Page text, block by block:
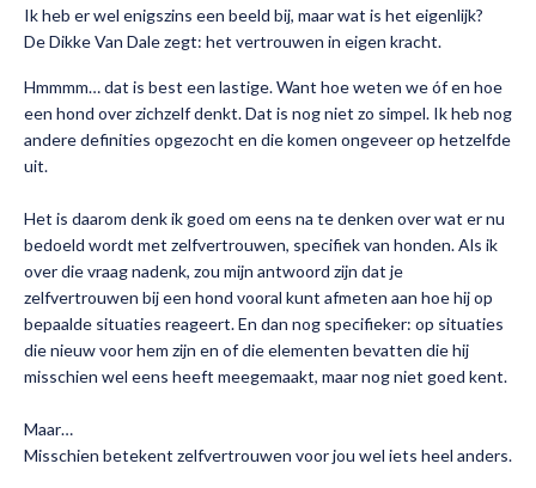
Ik heb er wel enigszins een beeld bij, maar wat is het eigenlijk?
De Dikke Van Dale zegt: het vertrouwen in eigen kracht.
Hmmmm… dat is best een lastige. Want hoe weten we óf en hoe
een hond over zichzelf denkt. Dat is nog niet zo simpel. Ik heb nog
andere definities opgezocht en die komen ongeveer op hetzelfde
uit.
Het is daarom denk ik goed om eens na te denken over wat er nu
bedoeld wordt met zelfvertrouwen, specifiek van honden. Als ik
over die vraag nadenk, zou mijn antwoord zijn dat je
zelfvertrouwen bij een hond vooral kunt afmeten aan hoe hij op
bepaalde situaties reageert. En dan nog specifieker: op situaties
die nieuw voor hem zijn en of die elementen bevatten die hij
misschien wel eens heeft meegemaakt, maar nog niet goed kent.
Maar…
Misschien betekent zelfvertrouwen voor jou wel iets heel anders.